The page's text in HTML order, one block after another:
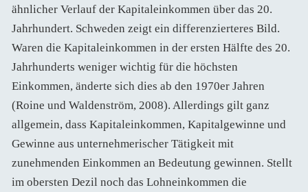
ähnlicher Verlauf der Kapitaleinkommen über das 20.
Jahrhundert. Schweden zeigt ein differenzierteres Bild.
Waren die Kapitaleinkommen in der ersten Hälfte des 20.
Jahrhunderts weniger wichtig für die höchsten
Einkommen, änderte sich dies ab den 1970er Jahren
(Roine und Waldenström, 2008). Allerdings gilt ganz
allgemein, dass Kapitaleinkommen, Kapitalgewinne und
Gewinne aus unternehmerischer Tätigkeit mit
zunehmenden Einkommen an Bedeutung gewinnen. Stellt
im obersten Dezil noch das Lohneinkommen die